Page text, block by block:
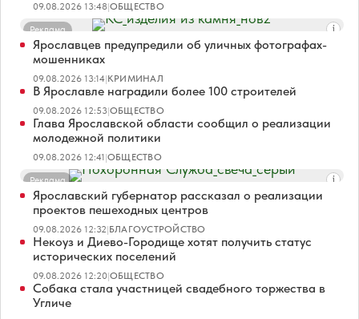
09.08.2026 13:48|ОБЩЕСТВО
Реклама
Ярославцев предупредили об уличных фотографах-
мошенниках
09.08.2026 13:14|КРИМИНАЛ
В Ярославле наградили более 100 строителей
09.08.2026 12:53|ОБЩЕСТВО
Глава Ярославской области сообщил о реализации
молодежной политики
09.08.2026 12:41|ОБЩЕСТВО
Реклама
Ярославский губернатор рассказал о реализации
проектов пешеходных центров
09.08.2026 12:32|БЛАГОУСТРОЙСТВО
Некоуз и Диево-Городище хотят получить статус
исторических поселений
09.08.2026 12:20|ОБЩЕСТВО
Собака стала участницей свадебного торжества в
Угличе